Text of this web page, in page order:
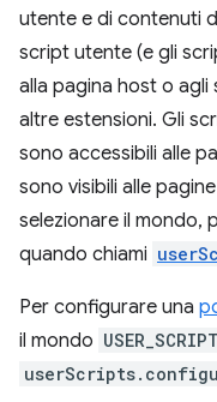
utente e di contenuti
script utente (e gli
alla pagina host o
altre estensioni. Gli
sono accessibili alle
sono visibili alle
selezionare il mondo,
quando chiami
Per configurare una
il mondo USER_SCRIPT